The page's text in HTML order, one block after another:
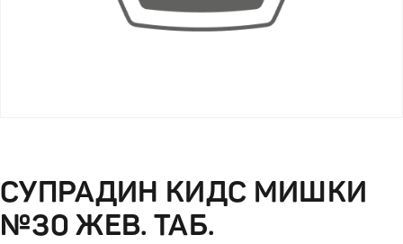
СУПРАДИН КИДС МИШКИ
№30 ЖЕВ. ТАБ.